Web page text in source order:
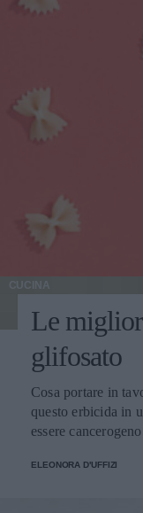
CUCINA
Le
glifosato
Cosa portare in
questo erbicida in
essere
ELEONORA D'UFFIZI